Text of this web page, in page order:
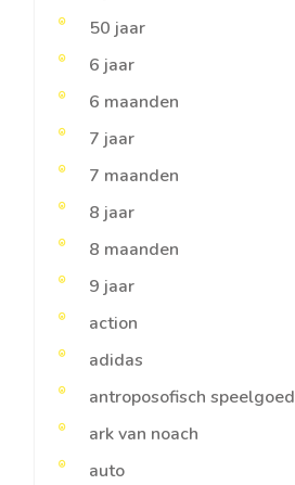
50 jaar
6 jaar
6 maanden
7 jaar
7 maanden
8 jaar
8 maanden
9 jaar
action
adidas
antroposofisch speelgoed
ark van noach
auto